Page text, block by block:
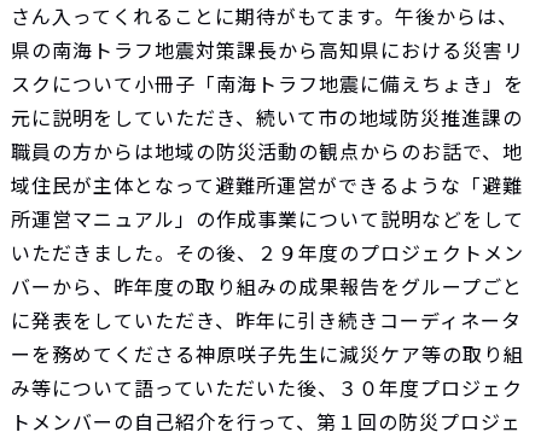
さん入ってくれることに期待がもてます。午後からは、
県の南海トラフ地震対策課長から高知県における災害リ
スクについて小冊子「南海トラフ地震に備えちょき」を
元に説明をしていただき、続いて市の地域防災推進課の
職員の方からは地域の防災活動の観点からのお話で、地
域住民が主体となって避難所運営ができるような「避難
所運営マニュアル」の作成事業について説明などをして
いただきました。その後、２９年度のプロジェクトメン
バーから、昨年度の取り組みの成果報告をグループごと
に発表をしていただき、昨年に引き続きコーディネータ
ーを務めてくださる神原咲子先生に減災ケア等の取り組
み等について語っていただいた後、３０年度プロジェク
トメンバーの自己紹介を行って、第１回の防災プロジェ